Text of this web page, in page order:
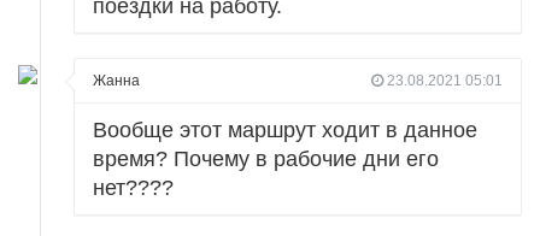
поездки на работу.
Жанна 23.08.2021 05:01
Вообще этот маршрут ходит в данное
время? Почему в рабочие дни его
нет????